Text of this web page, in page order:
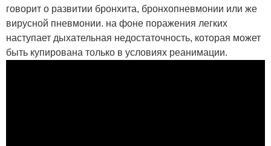
говорит о развитии бронхита, бронхопневмонии или же
вирусной пневмонии. на фоне поражения легких
наступает дыхательная недостаточность, которая может
быть купирована только в условиях реанимации.